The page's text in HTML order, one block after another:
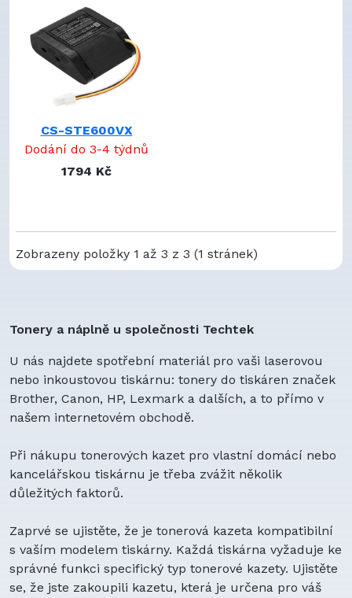
CS-STE600VX
Dodání do 3-4 týdnů
1794 Kč
Zobrazeny položky 1 až 3 z 3 (1 stránek)
Tonery a náplně u společnosti Techtek
U nás najdete spotřební materiál pro vaši laserovou
nebo inkoustovou tiskárnu: tonery do tiskáren značek
Brother, Canon, HP, Lexmark a dalších, a to přímo v
našem internetovém obchodě.
Při nákupu tonerových kazet pro vlastní domácí nebo
kancelářskou tiskárnu je třeba zvážit několik
důležitých faktorů.
Zaprvé se ujistěte, že je tonerová kazeta kompatibilní
s vaším modelem tiskárny. Každá tiskárna vyžaduje ke
správné funkci specifický typ tonerové kazety. Ujistěte
se, že jste zakoupili kazetu, která je určena pro váš